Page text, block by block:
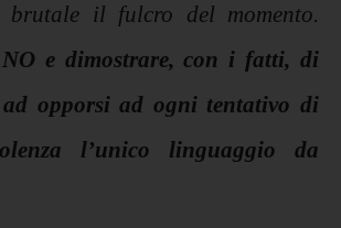
brutale il fulcro del momento.
e dimostrare, con i fatti, di
ad opporsi ad ogni tentativo di
l’unico linguaggio da